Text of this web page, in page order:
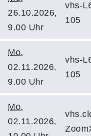
26.10.2026,
9.00 Uhr
vhs-
105
Mo.
02.11.2026,
9.00 Uhr
vhs-
105
Mo.
02.11.2026,